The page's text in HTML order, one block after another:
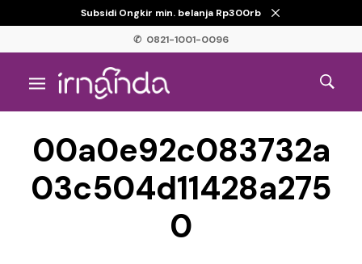
Subsidi Ongkir min. belanja Rp300rb
✆ 0821-1001-0096
00a0e92c083732a
03c504d11428a275
0